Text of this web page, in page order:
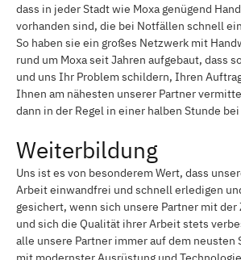
dass in jeder Stadt wie Moxa genügend
vorhanden sind, die bei Notfällen schnell
So haben sie ein großes Netzwerk mit
rund um Moxa seit Jahren aufgebaut, dass
und uns Ihr Problem schildern, Ihren
Ihnen am nähesten unserer Partner
dann in der Regel in einer halben Stunde
Weiterbildung
Uns ist es von besonderem Wert, dass
Arbeit einwandfrei und schnell erledigen
gesichert, wenn sich unsere Partner mit
und sich die Qualität ihrer Arbeit stets
alle unsere Partner immer auf dem neusten